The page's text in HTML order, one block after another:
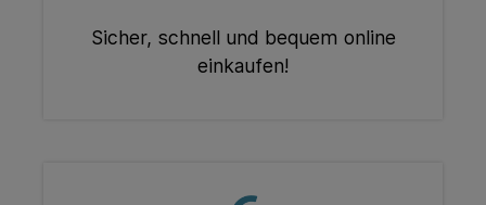
Sicher, schnell und bequem online
einkaufen!